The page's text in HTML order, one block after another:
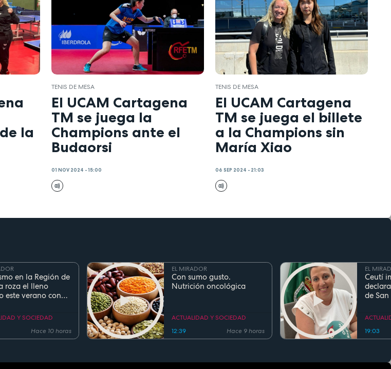
la
TENIS DE MESA
El UCAM Cartagena
TM se juega la
Champions ante el
Budaorsi
01 NOV 2024 - 15:00
TENIS DE MESA
El UCAM Cartagena
TM se juega el billete
a la Champions sin
María Xiao
06 SEP 2024 - 21:03
en la Región de
roza el lleno
este verano con
Y SOCIEDAD
Hace 10 horas
EL MIRADOR
Con sumo gusto.
Nutrición oncológica
ACTUALIDAD Y SOCIEDAD
12:39
Hace 9 horas
EL
Ceutí
de
19:03